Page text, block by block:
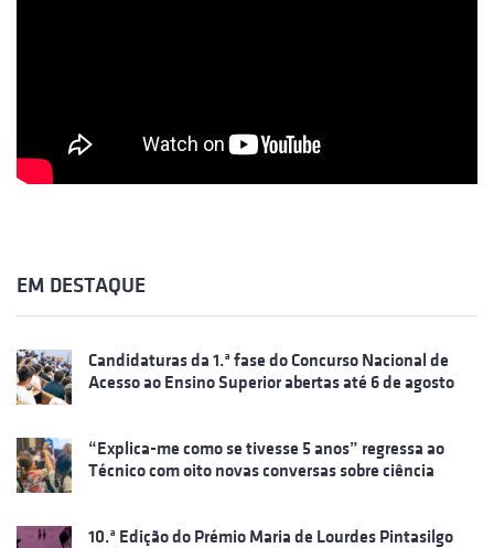
EM DESTAQUE
Candidaturas da 1.ª fase do Concurso Nacional de
Acesso ao Ensino Superior abertas até 6 de agosto
“Explica-me como se tivesse 5 anos” regressa ao
Técnico com oito novas conversas sobre ciência
10.ª Edição do Prémio Maria de Lourdes Pintasilgo